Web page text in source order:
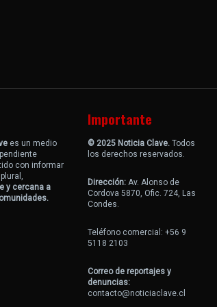
es un medio
con informar
y cercana a
Importante
© 2025 Noticia Clave. Todos
los derechos reservados.
Dirección: Av. Alonso de
Cordova 5870, Ofic. 724, Las
Condes.
Teléfono comercial: +56 9
5118 2103
Correo de reportajes y
denuncias:
contacto@noticiaclave.cl